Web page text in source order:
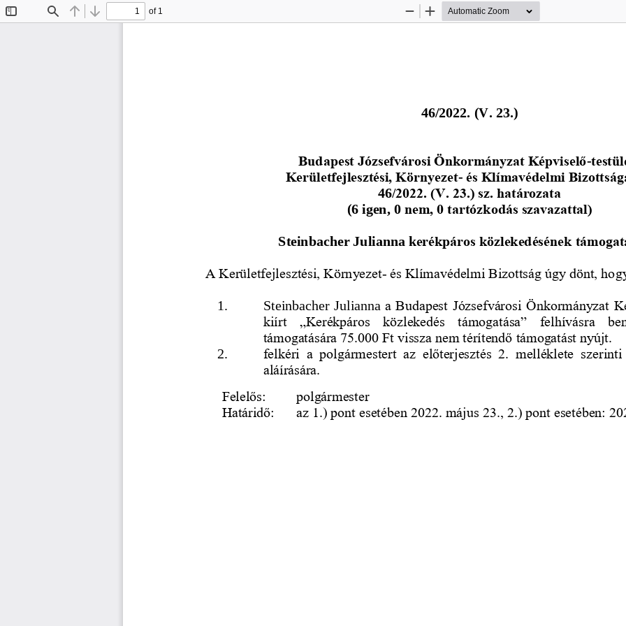
Find Previous
Next
of 1
Zoom
Zoom
46/2022. (V. 23.)
Budapest Józsefvárosi Önkormányzat Képviselő-
Kerületfejlesztési, Környezet- és Klímavédelmi
46/2022. (V. 23.) sz. határozata
(6 igen, 0 nem, 0 tartózkodás szavazattal)
Steinbacher Julianna kerékpáros közlekedésének
A Kerületfejlesztési, Környezet- és Klímavédelmi Bizottság úgy dönt,
1. Steinbacher  Julianna a Budapest Józsefvárosi Önkormányzat
kiírt   „Kerékpáros   közlekedés   támogatása”   felhívásra
támogatására 75.000 Ft vissza nem térítendő támogatást nyújt.
2.
felkéri  a  polgármestert  az  előterjesztés  2.  melléklete szerinti
aláírására.
Felelős:
polgármester
Határidő:
az 1.) pont esetében 2022. május 23., 2.) pont esetében: